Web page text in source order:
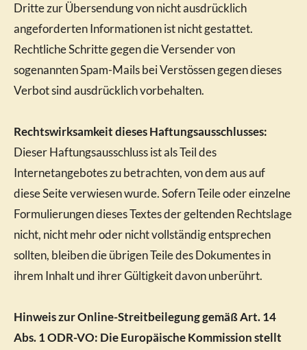
Dritte zur Übersendung von nicht ausdrücklich
angeforderten Informationen ist nicht gestattet.
Rechtliche Schritte gegen die Versender von
sogenannten Spam-Mails bei Verstössen gegen dieses
Verbot sind ausdrücklich vorbehalten.
Rechtswirksamkeit dieses Haftungsausschlusses:
Dieser Haftungsausschluss ist als Teil des
Internetangebotes zu betrachten, von dem aus auf
diese Seite verwiesen wurde. Sofern Teile oder einzelne
Formulierungen dieses Textes der geltenden Rechtslage
nicht, nicht mehr oder nicht vollständig entsprechen
sollten, bleiben die übrigen Teile des Dokumentes in
ihrem Inhalt und ihrer Gültigkeit davon unberührt.
Hinweis zur Online-Streitbeilegung gemäß Art. 14
Abs. 1 ODR-VO: Die Europäische Kommission stellt